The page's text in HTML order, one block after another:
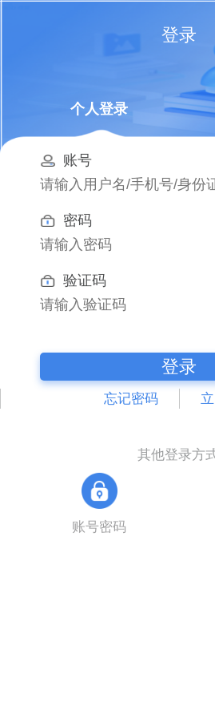
登录
个人登录
账号
密码
验证码
登录
忘记密码
其他登录方
账号密码